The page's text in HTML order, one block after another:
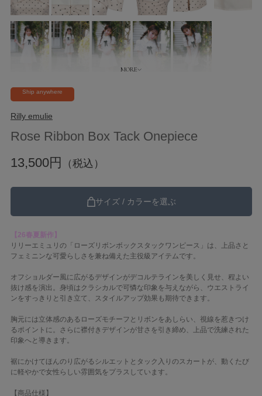
Ship anywhere
Rilly emulie
Rose Ribbon Box Tack Onepiece
13,500円
（税込）
サイズ / カラーを選ぶ
【26春夏新作】
リリーエミュリの「ローズリボンボックスタックワンピース」は、上品さと
フェミニンな可愛らしさを兼ね備えた主役級アイテムです。
オフショルダー風に広がるデザインがデコルテラインを美しく見せ、程よい
抜け感を演出。身頃はクラシカルで可憐な印象を与えながら、ウエストライ
ンをすっきりと引き立て、スタイルアップ効果も期待できます。
胸元には立体感のあるローズモチーフとリボンをあしらい、視線を惹きつけ
るポイントに。さらに襟付きデザインが甘さを引き締め、上品で洗練された
印象へと導きます。
裾にかけてほんのり広がるシルエットとタック入りのスカートが、動くたび
に軽やかで女性らしい雰囲気をプラスしています。
【商品仕様】